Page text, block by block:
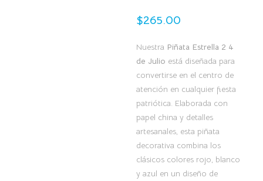
$265.00
Nuestra Piñata Estrella 2 4
de Julio está diseñada para
convertirse en el centro de
atención en cualquier fiesta
patriótica. Elaborada con
papel china y detalles
artesanales, esta piñata
decorativa combina los
clásicos colores rojo, blanco
y azul en un diseño de